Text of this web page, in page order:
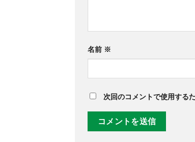
名前 ※
次回のコメントで使用する